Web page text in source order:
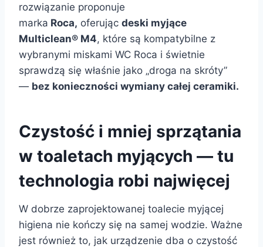
rozwiązanie proponuje
marka Roca, oferując deski myjące
Multiclean® M4, które są kompatybilne z
wybranymi miskami WC Roca i świetnie
sprawdzą się właśnie jako „droga na skróty”
— bez konieczności wymiany całej ceramiki.
Czystość i mniej sprzątania
w toaletach myjących — tu
technologia robi najwięcej
W dobrze zaprojektowanej toalecie myjącej
higiena nie kończy się na samej wodzie. Ważne
jest również to, jak urządzenie dba o czystość